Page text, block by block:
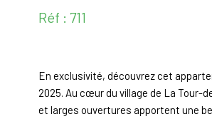
Réf : 711
En exclusivité, découvrez cet
2025. Au cœur du village de La Tour-
et larges ouvertures apportent une